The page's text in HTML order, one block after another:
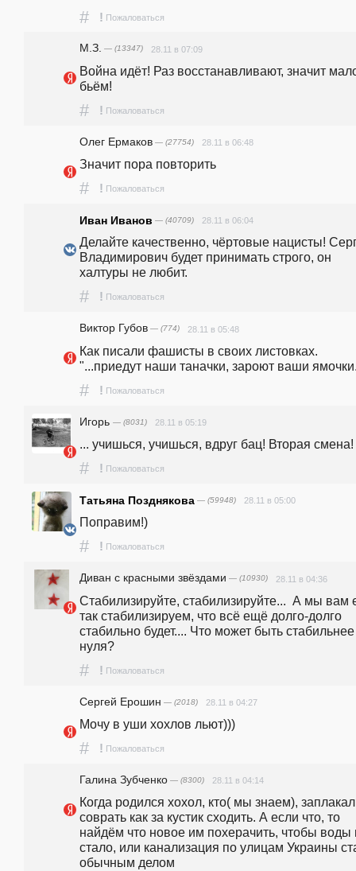
# ! Пожаловаться
М.З. — (13347) 28.11 в 07:09
Война идёт! Раз восстанавливают, значит
бьём!
# ! Пожаловаться
Олег Ермаков — (27754) 28.11 в 06:48
Значит пора повторить
# ! Пожаловаться
Иван Иванов — (40709) 28.11 в 06:04
Делайте качественно, чёртовые нацисты!
Владимирович будет принимать строго, он
халтуры не любит.
# ! Пожаловаться
Виктор Губов — (774) 28.11 в 05:48
Как писали фашисты в своих листовках.
"...приедут наши таначки, зароют ваши
# ! Пожаловаться
Игорь — (8031) 28.11 в 05:19
... учишься, учишься, вдруг бац! Вторая смена!
# ! Пожаловаться
Татьяна Позднякова — (59948) 28.11 в 05:00
Поправим!)
# ! Пожаловаться
Диван с красными звёздами — (10930) 28.11 в 04:36
Стабилизируйте, стабилизируйте...  А мы вам
так стабилизируем, что всё ещё долго-долго
стабильно будет.... Что может быть стабильнее
нуля?
# ! Пожаловаться
Сергей Ерошин — (2018) 28.11 в 04:27
Мочу в уши хохлов льют)))
# ! Пожаловаться
Галина Зубченко — (8300) 28.11 в 04:14
Когда родился хохол, кто( мы знаем),
соврать как за кустик сходить. А если что, то
найдём что новое им похерачить, чтобы воды
стало, или канализация по улицам Украины
обычным делом